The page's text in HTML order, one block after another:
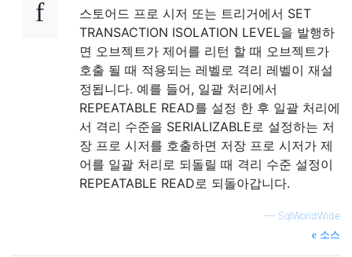
스토어드 프로 시저 또는 트리거에서 SET
TRANSACTION ISOLATION LEVEL을 발행하
면 오브젝트가 제어를 리턴 할 때 오브젝트가
호출 될 때 적용되는 레벨로 격리 레벨이 재설
정됩니다. 예를 들어, 일괄 처리에서
REPEATABLE READ를 설정 한 후 일괄 처리에
서 격리 수준을 SERIALIZABLE로 설정하는 저
장 프로 시저를 호출하면 저장 프로 시저가 제
어를 일괄 처리로 되돌릴 때 격리 수준 설정이
REPEATABLE READ로 되돌아갑니다.
— SqlWorldWide
소스